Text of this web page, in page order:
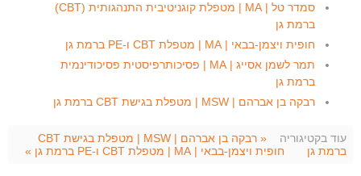
סמדר טל | MA | מטפלת קוגניטיבית התנהגותית (CBT)
ברמת גן
חופית ויצמן-בבאי | MA | מטפלת CBT ו-PE ברמת גן
תמר לשמן אסייג | MA | פסיכותרפיסטית פסיכודינמית
ברמת גן
רבקה בן אברהם | MSW | מטפלת בגישת CBT ברמת גן
עוד בקטיגוריה
« רבקה בן אברהם | MSW | מטפלת בגישת CBT
ברמת גן
חופית ויצמן-בבאי | MA | מטפלת CBT ו-PE ברמת גן »